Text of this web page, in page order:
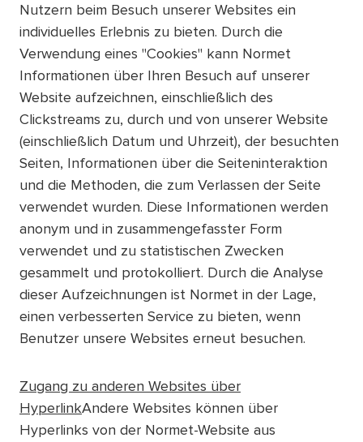
Nutzern beim Besuch unserer Websites ein
individuelles Erlebnis zu bieten. Durch die
Verwendung eines "Cookies" kann Normet
Informationen über Ihren Besuch auf unserer
Website aufzeichnen, einschließlich des
Clickstreams zu, durch und von unserer Website
(einschließlich Datum und Uhrzeit), der besuchten
Seiten, Informationen über die Seiteninteraktion
und die Methoden, die zum Verlassen der Seite
verwendet wurden. Diese Informationen werden
anonym und in zusammengefasster Form
verwendet und zu statistischen Zwecken
gesammelt und protokolliert. Durch die Analyse
dieser Aufzeichnungen ist Normet in der Lage,
einen verbesserten Service zu bieten, wenn
Benutzer unsere Websites erneut besuchen.
Zugang zu anderen Websites über
HyperlinkAndere Websites können über
Hyperlinks von der Normet-Website aus